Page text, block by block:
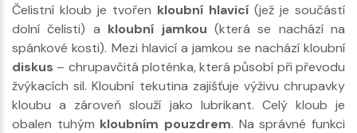
Čelistní kloub je tvořen kloubní hlavicí (jež je součástí
dolní čelisti) a kloubní jamkou (která se nachází na
spánkové kosti). Mezi hlavicí a jamkou se nachází kloubní
diskus – chrupavčitá ploténka, která působí při převodu
žvýkacích sil. Kloubní tekutina zajišťuje výživu chrupavky
kloubu a zároveň slouží jako lubrikant. Celý kloub je
obalen tuhým kloubním pouzdrem. Na správné funkci